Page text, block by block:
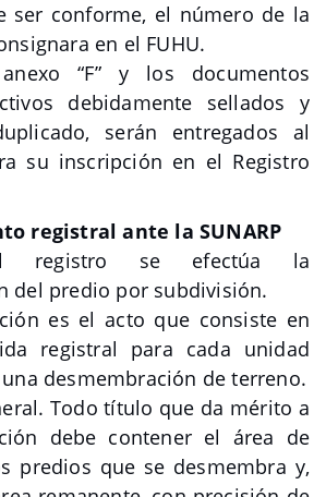
ser conforme, el número de la
en el FUHU.
“F” y los documentos
debidamente sellados y
serán entregados al
su inscripción en el Registro
registral ante la SUNARP
registro se efectúa la
del predio por subdivisión.
es el acto que consiste en
registral para cada unidad
desmembración de terreno.
Todo título que da mérito a
debe contener el área de
predios que se desmembra y,